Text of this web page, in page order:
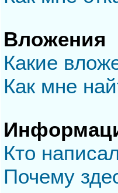
Вложения
Какие
Как мне
Кто
Почему